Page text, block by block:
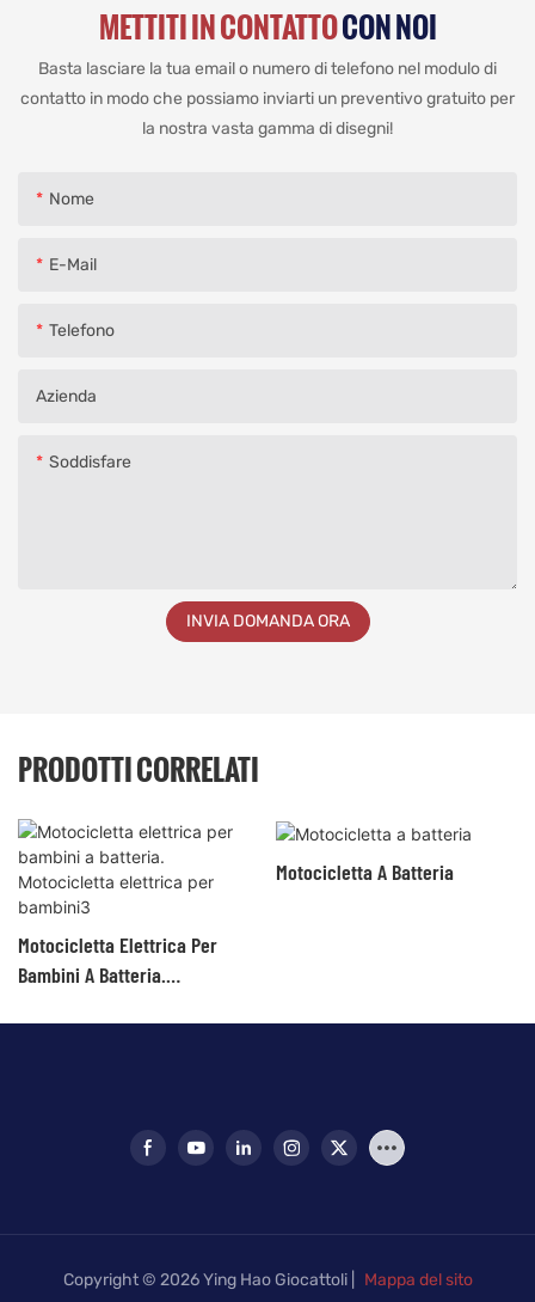
METTITI IN CONTATTOCON NOI
Basta lasciare la tua email o numero di telefono nel modulo di
contatto in modo che possiamo inviarti un preventivo gratuito per
la nostra vasta gamma di disegni!
Nome
E-Mail
Telefono
Azienda
Soddisfare
INVIA DOMANDA ORA
PRODOTTI CORRELATI
Motocicletta Elettrica Per
Bambini A Batteria.
Motocicletta A Batteria
Copyright © 2026 Ying Hao Giocattoli | Mappa del sito